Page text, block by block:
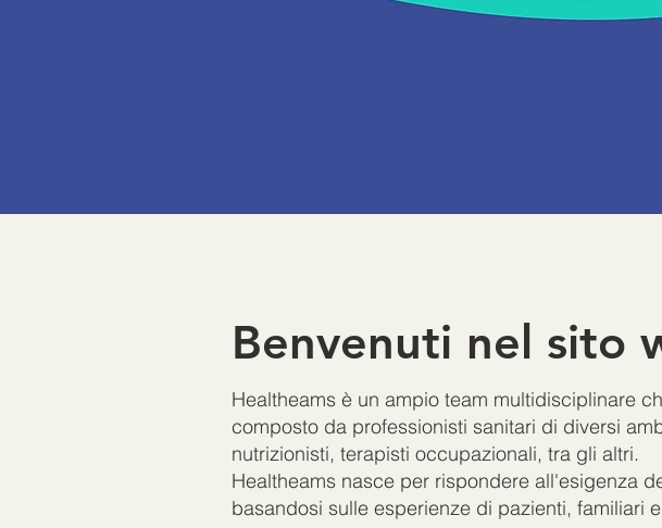
Benvenuti nel sito
Healtheams è un ampio team multidisciplinare
composto da professionisti sanitari di diversi
nutrizionisti, terapisti occupazionali, tra gli altri.
Healtheams nasce per rispondere all'esigenza
basandosi sulle esperienze di pazienti, familiari